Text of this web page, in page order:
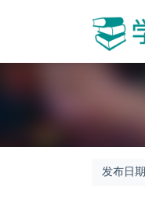
发布日期